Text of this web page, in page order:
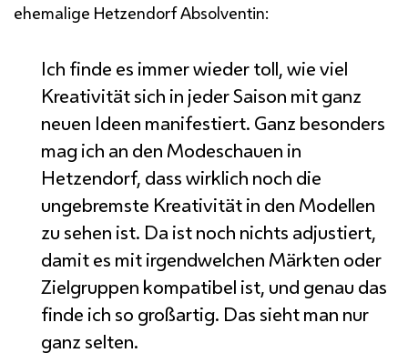
ehemalige Hetzendorf Absolventin:
Ich finde es immer wieder toll, wie viel
Kreativität sich in jeder Saison mit ganz
neuen Ideen manifestiert. Ganz besonders
mag ich an den Modeschauen in
Hetzendorf, dass wirklich noch die
ungebremste Kreativität in den Modellen
zu sehen ist. Da ist noch nichts adjustiert,
damit es mit irgendwelchen Märkten oder
Zielgruppen kompatibel ist, und genau das
finde ich so großartig. Das sieht man nur
ganz selten.